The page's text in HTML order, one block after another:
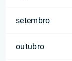
setembro
outubro